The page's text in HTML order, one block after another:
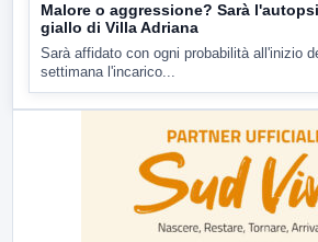
Malore o aggressione? Sarà
giallo di Villa Adriana
Sarà affidato con ogni probabilità all'inizio
settimana l'incarico...